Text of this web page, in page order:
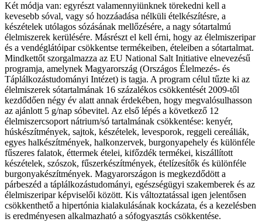
Két módja van: egyrészt valamennyiünknek törekedni kell a
kevesebb sóval, vagy só hozzáadása nélküli ételkészítésre, a
készételek utólagos sózásának mellőzésére, a nagy sótartalmú
élelmiszerek kerülésére. Másrészt el kell érni, hogy az élelmiszeripar
és a vendéglátóipar csökkentse termékeiben, ételeiben a sótartalmat.
Mindkettőt szorgalmazza az EU National Salt Initiative elnevezésű
programja, amelynek Magyarország (Országos Élelmezés- és
Táplálkozástudományi Intézet) is tagja. A program célul tűzte ki az
élelmiszerek sótartalmának 16 százalékos csökkentését 2009-től
kezdődően négy év alatt annak érdekében, hogy megvalósulhasson
az ajánlott 5 g/nap sóbevitel. Az első lépés a következő 12
élelmiszercsoport nátrium/só tartalmának csökkentése: kenyér,
húskészítmények, sajtok, készételek, levesporok, reggeli cereáliák,
egyes halkészítmények, halkonzervek, burgonyapehely és különféle
fűszeres falatok, éttermek ételei, kifőzdék termékei, kiszállított
készételek, szószok, fűszerkészítmények, ételízesítők és különféle
burgonyakészítmények. Magyarországon is megkezdődött a
párbeszéd a táplálkozástudományi, egészségügyi szakemberek és az
élelmiszeripar képviselői között. Kis változtatással igen jelentősen
csökkenthető a hipertónia kialakulásának kockázata, és a kezelésben
is eredményesen alkalmazható a sófogyasztás csökkentése.